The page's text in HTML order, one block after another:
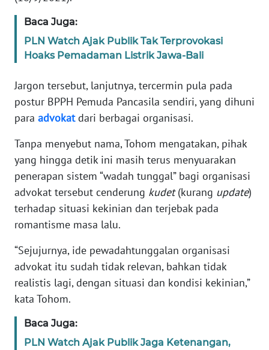
Baca Juga:
PLN Watch Ajak Publik Tak Terprovokasi
Hoaks Pemadaman Listrik Jawa-Bali
Jargon tersebut, lanjutnya, tercermin pula pada
postur BPPH Pemuda Pancasila sendiri, yang dihuni
para advokatdari berbagai organisasi.
Tanpa menyebut nama, Tohom mengatakan, pihak
yang hingga detik ini masih terus menyuarakan
penerapan sistem “wadah tunggal” bagi organisasi
advokat tersebut cenderung kudet(kurang update)
terhadap situasi kekinian dan terjebak pada
romantisme masa lalu.
“Sejujurnya, ide pewadahtunggalan organisasi
advokat itu sudah tidak relevan, bahkan tidak
realistis lagi, dengan situasi dan kondisi kekinian,”
kata Tohom.
Baca Juga:
PLN Watch Ajak Publik Jaga Ketenangan,
KAMI
PEDOMAN
MEDIA
SIBER
REDAKSI
KARIR
DISCLAIMER
Wahana
News
Regional
SUMUT
WN
JAKARTA
WN
JABAR